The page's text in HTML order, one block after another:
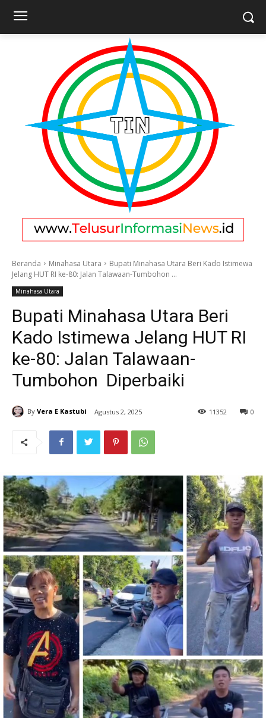
Beranda Minahasa Utara
Bupati Minahasa Utara Beri Kado Istimewa
Jelang HUT RI ke-80: Jalan Talawaan-Tumbohon ...
Minahasa Utara
Bupati Minahasa Utara Beri
Kado Istimewa Jelang HUT RI
ke-80: Jalan Talawaan-
Tumbohon Diperbaiki
By Vera E Kastubi Agustus 2, 2025 0
11352